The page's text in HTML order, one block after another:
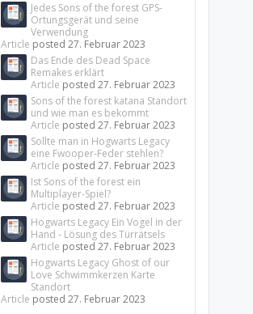
Jedes Sons of the forest GPS-
Ortungsgerät und seine
Verwendung
Article posted27. Februar 2023
Das Ende des Dead Space
Remakes erklärt
Article posted27. Februar 2023
Sons of the forest katana Standort
und wie man es bekommt
Article posted27. Februar 2023
Sollte man in Hogwarts Legacy
eine Fwooper-Feder stehlen?
Article posted27. Februar 2023
Ist Sons of the forest ein
Multiplayer-Spiel?
Article posted27. Februar 2023
Hogwarts Legacy Ein Vogel in der
Hand - Lösung des Türrätsels
Article posted27. Februar 2023
Hogwarts Legacy Ghost of our
Love Schwimmkerzen Karte
Standort
Article posted27. Februar 2023